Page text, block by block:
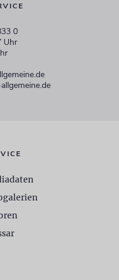
0
Uhr